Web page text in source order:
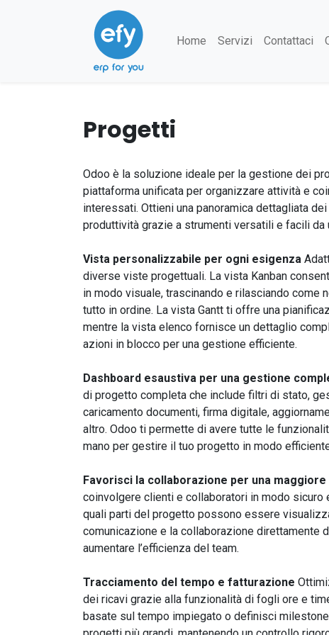
Home Servizi Contattaci
Progetti
Odoo è la soluzione ideale per la gestione dei
piattaforma unificata per organizzare attività e
interessati. Ottieni una panoramica dettagliata
produttività grazie a strumenti versatili e facili da
Vista personalizzabile per ogni esigenza
diverse viste progettuali. La vista Kanban
in modo visuale, trascinando e rilasciando come
tutto in ordine. La vista Gantt ti offre una
mentre la vista elenco fornisce un dettaglio
azioni in blocco per una gestione efficiente.
Dashboard esaustiva per una gestione
di progetto completa che include filtri di stato,
caricamento documenti, firma digitale,
altro. Odoo ti permette di avere tutte le
mano per gestire il tuo progetto in modo
Favorisci la collaborazione per una
coinvolgere clienti e collaboratori in modo sicuro
quali parti del progetto possono essere
comunicazione e la collaborazione direttamente
aumentare l’efficienza del team.
Tracciamento del tempo e fatturazione
dei ricavi grazie alla funzionalità di fogli ore e
basate sul tempo impiegato o definisci